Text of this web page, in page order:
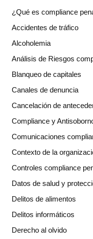
¿Qué es compliance
Accidentes de tráfico
Alcoholemia
Análisis de Riesgos
Blanqueo de capitales
Canales de denuncia
Cancelación de
Compliance y
Comunicaciones
Contexto de la
Controles compliance
Datos de salud y
Delitos de alimentos
Delitos informáticos
Derecho al olvido